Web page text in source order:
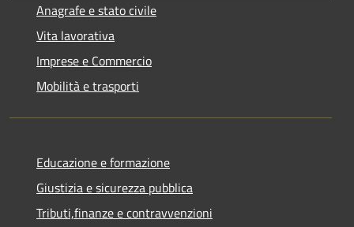
Anagrafe e stato civile
Vita lavorativa
Imprese e Commercio
Mobilità e trasporti
Educazione e formazione
Giustizia e sicurezza pubblica
Tributi,finanze e contravvenzioni